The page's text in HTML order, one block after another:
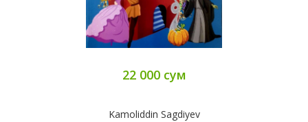
22 000 сум
Kamoliddin Sagdiyev